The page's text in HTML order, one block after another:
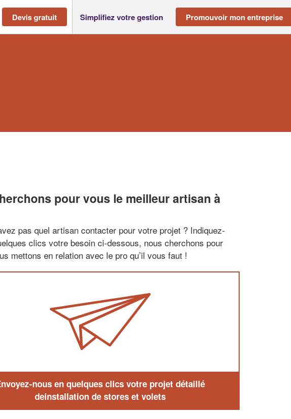
Devis gratuit Simplifiez votre gestion Promouvoir mon entreprise
pour vous le meilleur artisan à
pas quel artisan contacter pour votre projet ? Indiquez-
clics votre besoin ci-dessous, nous cherchons pour
mettons en relation avec le pro qu’il vous faut !
nous en quelques clics votre projet détaillé
deinstallation de stores et volets